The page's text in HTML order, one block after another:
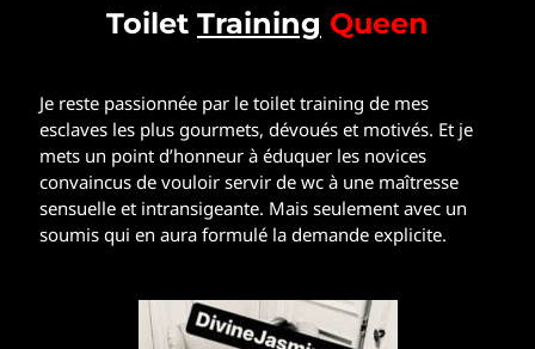
Toilet Training Queen
Je reste passionnée par le toilet training de mes
esclaves les plus gourmets, dévoués et motivés. Et je
mets un point d’honneur à éduquer les novices
convaincus de vouloir servir de wc à une maîtresse
sensuelle et intransigeante. Mais seulement avec un
soumis qui en aura formulé la demande explicite.